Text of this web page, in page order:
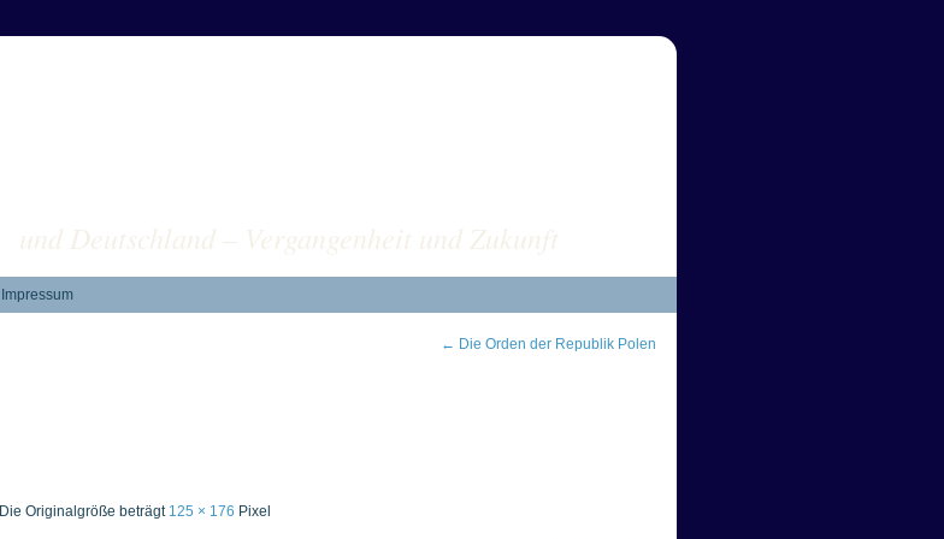
und Deutschland – Vergangenheit und Zukunft
Impressum
← Die Orden der Republik Polen
Die Originalgröße beträgt 125 × 176 Pixel